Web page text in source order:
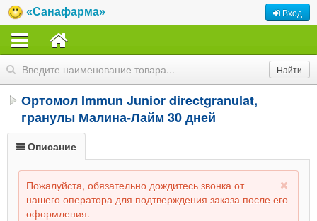
«Санафарма» Вход
Ортомол Immun Junior directgranulat,
гранулы Малина-Лайм 30 дней
Описание
Пожалуйста, обязательно дождитесь звонка от
нашего оператора для подтверждения заказа после его
оформления.